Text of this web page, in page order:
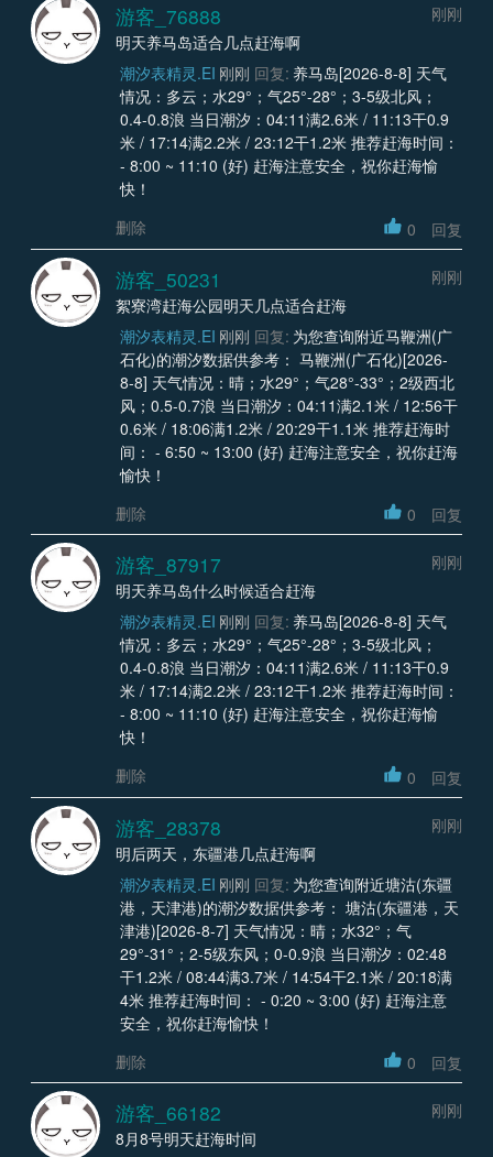
游客_76888
刚刚
明天养马岛适合几点赶海啊
潮汐表精灵.EI 刚刚 回复: 养马岛[2026-8-8] 天气
情况：多云；水29°；气25°-28°；3-5级北风；
0.4-0.8浪 当日潮汐：04:11满2.6米 / 11:13干0.9
米 / 17:14满2.2米 / 23:12干1.2米 推荐赶海时间：
- 8:00 ~ 11:10 (好) 赶海注意安全，祝你赶海愉
快！
删除
0 回复
游客_50231
刚刚
絮寮湾赶海公园明天几点适合赶海
潮汐表精灵.EI 刚刚 回复: 为您查询附近马鞭洲(广
石化)的潮汐数据供参考： 马鞭洲(广石化)[2026-
8-8] 天气情况：晴；水29°；气28°-33°；2级西北
风；0.5-0.7浪 当日潮汐：04:11满2.1米 / 12:56干
0.6米 / 18:06满1.2米 / 20:29干1.1米 推荐赶海时
间： - 6:50 ~ 13:00 (好) 赶海注意安全，祝你赶海
愉快！
删除
0 回复
游客_87917
刚刚
明天养马岛什么时候适合赶海
潮汐表精灵.EI 刚刚 回复: 养马岛[2026-8-8] 天气
情况：多云；水29°；气25°-28°；3-5级北风；
0.4-0.8浪 当日潮汐：04:11满2.6米 / 11:13干0.9
米 / 17:14满2.2米 / 23:12干1.2米 推荐赶海时间：
- 8:00 ~ 11:10 (好) 赶海注意安全，祝你赶海愉
快！
删除
0 回复
游客_28378
刚刚
明后两天，东疆港几点赶海啊
潮汐表精灵.EI 刚刚 回复: 为您查询附近塘沽(东疆
港，天津港)的潮汐数据供参考： 塘沽(东疆港，天
津港)[2026-8-7] 天气情况：晴；水32°；气
29°-31°；2-5级东风；0-0.9浪 当日潮汐：02:48
干1.2米 / 08:44满3.7米 / 14:54干2.1米 / 20:18满
4米 推荐赶海时间： - 0:20 ~ 3:00 (好) 赶海注意
安全，祝你赶海愉快！
删除
0 回复
游客_66182
刚刚
8月8号明天赶海时间